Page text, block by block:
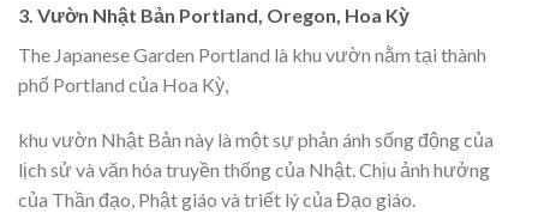
3. Vườn Nhật Bản Portland, Oregon, Hoa Kỳ
The Japanese Garden Portland là khu vườn nằm tại thành
phố Portland của Hoa Kỳ,
khu vườn Nhật Bản này là một sự phản ánh sống động của
lịch sử và văn hóa truyền thống của Nhật. Chịu ảnh hưởng
của Thần đạo, Phật giáo và triết lý của Đạo giáo.